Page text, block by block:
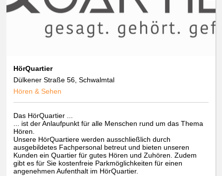
HörQuartier
Dülkener Straße 56, Schwalmtal
Hören & Sehen
Das HörQuartier ...
... ist der Anlaufpunkt für alle Menschen rund um das Thema
Hören.
Unsere HörQuartiere werden ausschließlich durch
ausgebildetes Fachpersonal betreut und bieten unseren
Kunden ein Quartier für gutes Hören und Zuhören. Zudem
gibt es für Sie kostenfreie Parkmöglichkeiten für einen
angenehmen Aufenthalt im HörQuartier.